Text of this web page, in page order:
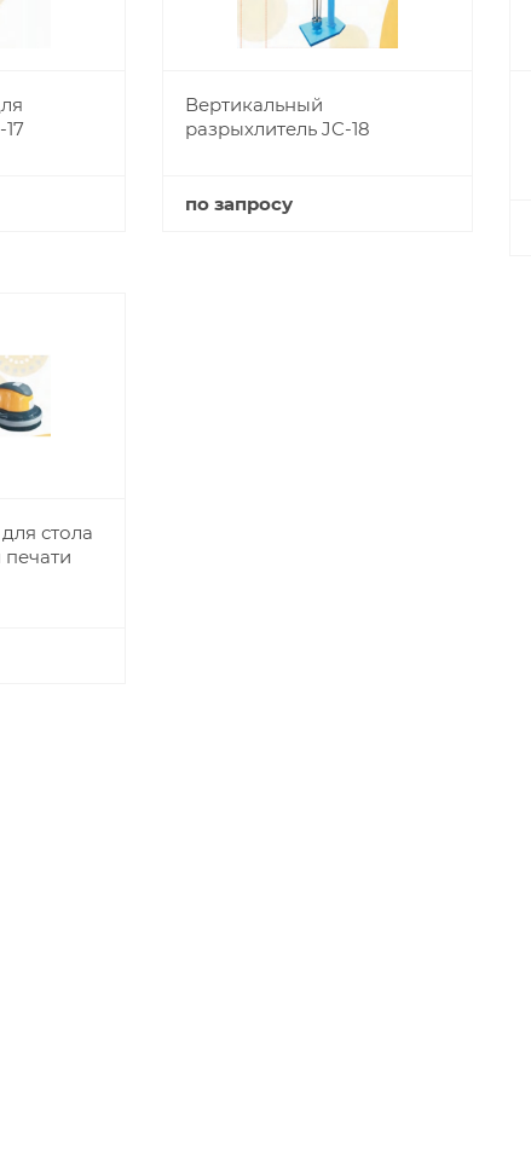
Вертикальный
разрыхлитель JC-18
по запросу
стола